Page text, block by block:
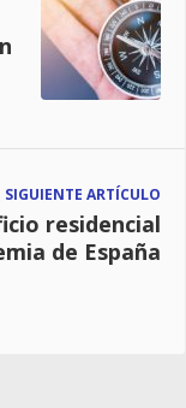
SIGUIENTE ARTÍCULO
residencial
de España